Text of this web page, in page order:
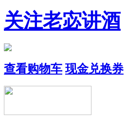
关注老宓讲酒
查看购物车 现金兑换券